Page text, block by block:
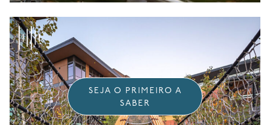
SEJA O PRIMEIRO A
SABER